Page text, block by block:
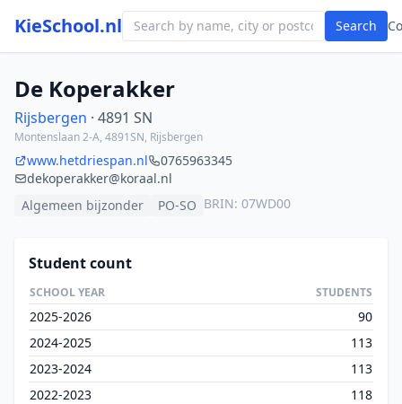
KieSchool.nl Search
De Koperakker
Rijsbergen · 4891 SN
Montenslaan 2-A, 4891SN, Rijsbergen
www.hetdriespan.nl
0765963345
dekoperakker@koraal.nl
Algemeen bijzonder
PO-SO BRIN: 07WD00
Student count
SCHOOL YEAR STUDENTS
2025-2026
90
2024-2025
113
2023-2024
113
2022-2023
118